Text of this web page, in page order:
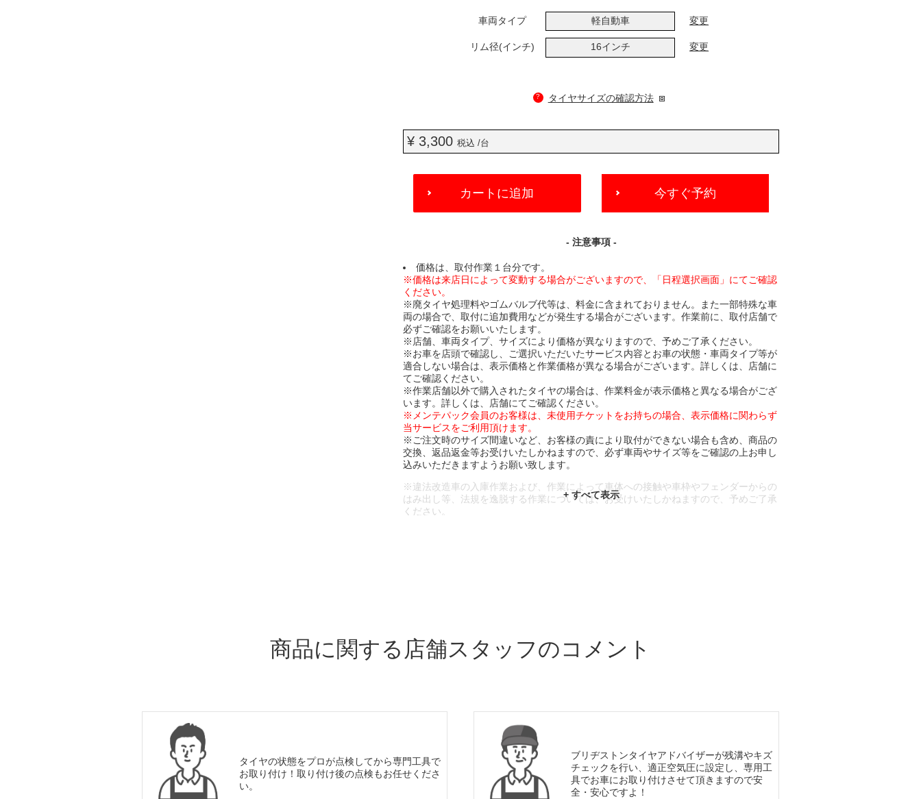
車両タイプ 軽自動車 変更
リム径(インチ) 16インチ 変更
? タイヤサイズの確認方法
¥ 3,300税込 /台
ADD
CART
カートに追加 今すぐ予約
- 注意事項 -
価格は、取付作業１台分です。
※価格は来店日によって変動する場合がございますので、「日程選択画面」にてご確認
ください。
※廃タイヤ処理料やゴムバルブ代等は、料金に含まれておりません。また一部特殊な車
両の場合で、取付に追加費用などが発生する場合がございます。作業前に、取付店舗で
必ずご確認をお願いいたします。
※店舗、車両タイプ、サイズにより価格が異なりますので、予めご了承ください。
※お車を店頭で確認し、ご選択いただいたサービス内容とお車の状態・車両タイプ等が
適合しない場合は、表示価格と作業価格が異なる場合がございます。詳しくは、店舗に
てご確認ください。
※作業店舗以外で購入されたタイヤの場合は、作業料金が表示価格と異なる場合がござ
います。詳しくは、店舗にてご確認ください。
※メンテパック会員のお客様は、未使用チケットをお持ちの場合、表示価格に関わらず
当サービスをご利用頂けます。
※ご注文時のサイズ間違いなど、お客様の責により取付ができない場合も含め、商品の
交換、返品返金等お受けいたしかねますので、必ず車両やサイズ等をご確認の上お申し
込みいただきますようお願い致します。
※違法改造車の入庫作業および、作業によって車体への接触や車枠やフェンダーからの
はみ出し等、法規を逸脱する作業については、お受けいたしかねますので、予めご了承
ください。
商品に関する店舗スタッフのコメント
タイヤの状態をプロが点検してから専門工具で
お取り付け！取り付け後の点検もお任せくださ
い。
ブリヂストンタイヤアドバイザーが残溝やキズ
チェックを行い、適正空気圧に設定し、専用工
具でお車にお取り付けさせて頂きますので安
全・安心ですよ！